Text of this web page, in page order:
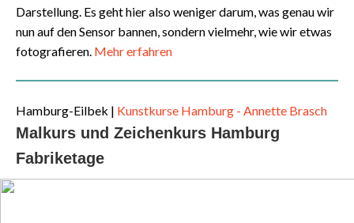
Darstellung. Es geht hier also weniger darum, was genau wir
nun auf den Sensor bannen, sondern vielmehr, wie wir etwas
fotografieren. Mehr erfahren
Hamburg-Eilbek | Kunstkurse Hamburg - Annette Brasch
Malkurs und Zeichenkurs Hamburg
Fabriketage